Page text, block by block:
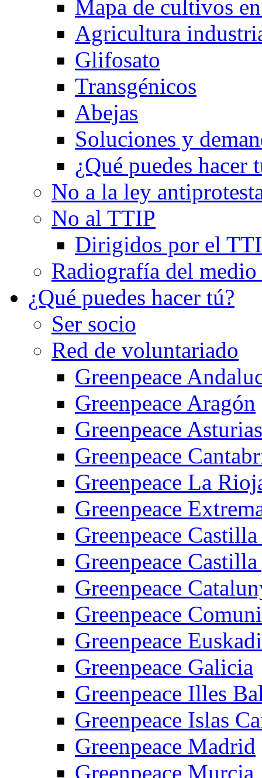
Mapa de cultivos
Agricultura
Glifosato
Transgénicos
Abejas
Soluciones y
¿Qué puedes hacer
No a la ley
No al TTIP
Dirigidos por el
Radiografía del medio
¿Qué puedes hacer tú?
Ser socio
Red de voluntariado
Greenpeace
Greenpeace Aragón
Greenpeace Asturias
Greenpeace
Greenpeace La
Greenpeace
Greenpeace
Greenpeace
Greenpeace
Greenpeace
Greenpeace Euskadi
Greenpeace Galicia
Greenpeace Illes
Greenpeace Islas
Greenpeace Madrid
Greenpeace Murcia